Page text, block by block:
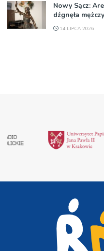
Nowy Sącz:
dźgnęła
14 LIPCA 2026